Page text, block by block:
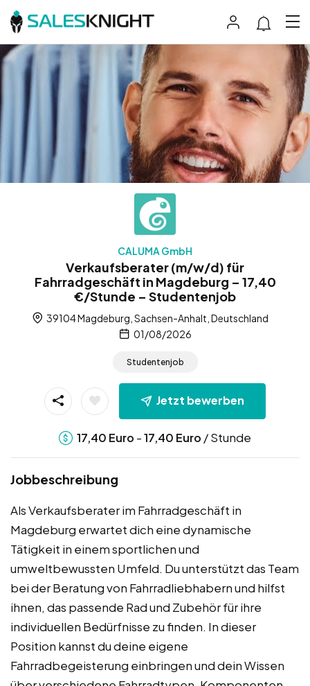
CALUMA GmbH
Verkaufsberater (m/w/d) für
Fahrradgeschäft in Magdeburg – 17,40
€/Stunde – Studentenjob
39104 Magdeburg, Sachsen-Anhalt, Deutschland
01/08/2026
Studentenjob
Jetzt bewerben
17,40 Euro -17,40 Euro / Stunde
Jobbeschreibung
Als Verkaufsberater im Fahrradgeschäft in
Magdeburg erwartet dich eine dynamische
Tätigkeit in einem sportlichen und
umweltbewussten Umfeld. Du unterstützt das Team
bei der Beratung von Fahrradliebhabern und hilfst
ihnen, das passende Rad und Zubehör für ihre
individuellen Bedürfnisse zu finden. In dieser
Position kannst du deine eigene
Fahrradbegeisterung einbringen und dein Wissen